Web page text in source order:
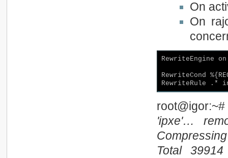
On
On
RewriteEngine on
RewriteCond
'ipxe'…
Total